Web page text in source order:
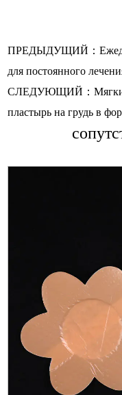
ПРЕДЫДУЩИЙ：
для постоянного
СЛЕДУЮЩИЙ：Мягкий
пластырь на грудь в